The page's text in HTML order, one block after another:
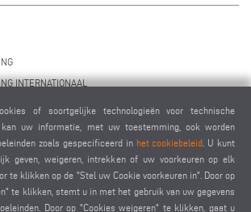
INTERNATIONAAL
OP AFSTAND
of soortgelijke technologieën voor technische
kan uw informatie, met uw toestemming, ook worden
zoals gespecificeerd in het cookiebeleid . U kunt
geven, weigeren, intrekken of uw voorkeuren op elk
te klikken op de "Stel uw Cookie voorkeuren in". Door op
te klikken, stemt u in met het gebruik van uw gegevens
Door op "Cookies weigeren" te klikken, gaat u